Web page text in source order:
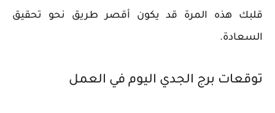
قلبك هذه المرة قد يكون أقصر طريق نحو تحقيق
السعادة.
توقعات برج الجدي اليوم في العمل